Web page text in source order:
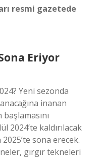
resmi gazetede
Eriyor
Yeni sezonda
inanan
başlamasını
2024’te kaldırılacak
2025’te sona erecek.
gırgır tekneleri